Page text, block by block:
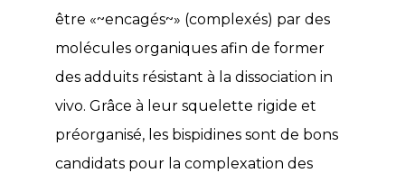
être «~encagés~» (complexés) par des
molécules organiques afin de former
des adduits résistant à la dissociation in
vivo. Grâce à leur squelette rigide et
préorganisé, les bispidines sont de bons
candidats pour la complexation des